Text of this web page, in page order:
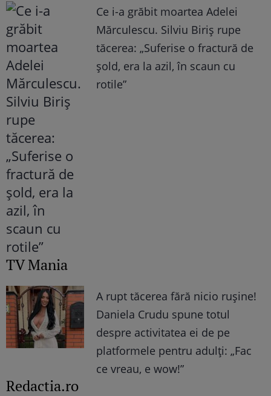
Ce i-a grăbit moartea Adelei
Mărculescu. Silviu Biriș rupe
tăcerea: „Suferise o fractură de
șold, era la azil, în scaun cu
rotile”
TV Mania
A rupt tăcerea fără nicio rușine!
Daniela Crudu spune totul
despre activitatea ei de pe
platformele pentru adulți: „Fac
ce vreau, e wow!”
Redactia.ro